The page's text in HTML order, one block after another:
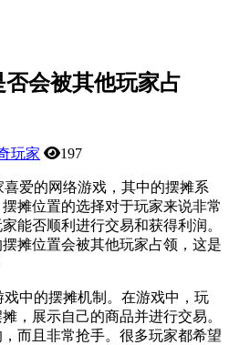
会被其他玩家占
玩家 197
爱的网络游戏，其中的摆摊系
摊位置的选择对于玩家来说非常
能否顺利进行交易和获得利润。
摊位置会被其他玩家占领，这是
中的摆摊机制。在游戏中，玩
，展示自己的商品并进行交易。
而且非常抢手。很多玩家都希望